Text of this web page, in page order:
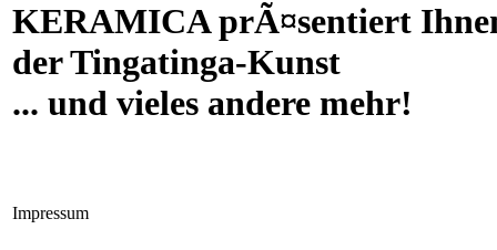
KERAMICAprÃ¤sentiert
der Tingatinga-Kunst
... und vieles andere mehr!
Impressum